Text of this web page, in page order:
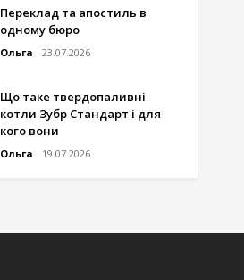
Переклад та апостиль в
одному бюро
Ольга 23.07.2026
Що таке твердопаливні
котли Зубр Стандарт і для
кого вони
Ольга 19.07.2026